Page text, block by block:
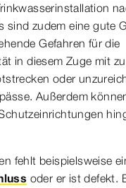
sind zudem eine gute
Gefahren für die
in diesem Zuge mit
oder
Außerdem
fehlt beispielsweise
oder er ist defekt.